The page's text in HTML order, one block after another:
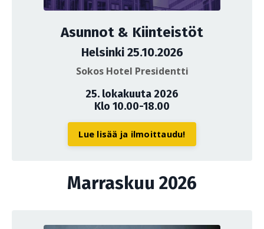
Asunnot & Kiinteistöt
Helsinki 25.10.2026
Sokos Hotel Presidentti
25. lokakuuta 2026
Klo 10.00-18.00
Lue lisää ja ilmoittaudu!
Marraskuu 2026